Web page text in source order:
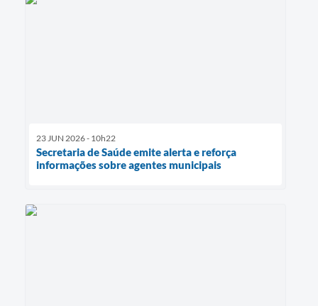
23 JUN 2026 - 10h22
Secretaria de Saúde emite alerta e reforça
informações sobre agentes municipais